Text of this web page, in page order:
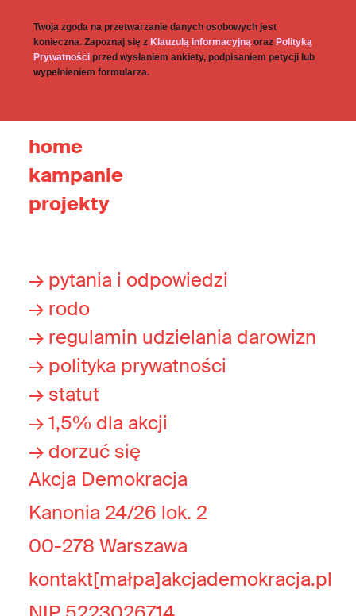
Twoja zgoda na przetwarzanie danych osobowych jest
konieczna. Zapoznaj się z Klauzulą informacyjną oraz Polityką
Prywatności przed wysłaniem ankiety, podpisaniem petycji lub
wypełnieniem formularza.
home
kampanie
projekty
→ pytania i odpowiedzi
→ rodo
→ regulamin udzielania darowizn
→ polityka prywatności
→ statut
→ 1,5% dla akcji
→ dorzuć się
Akcja Demokracja
Kanonia 24/26 lok. 2
00-278 Warszawa
kontakt[małpa]akcjademokracja.pl